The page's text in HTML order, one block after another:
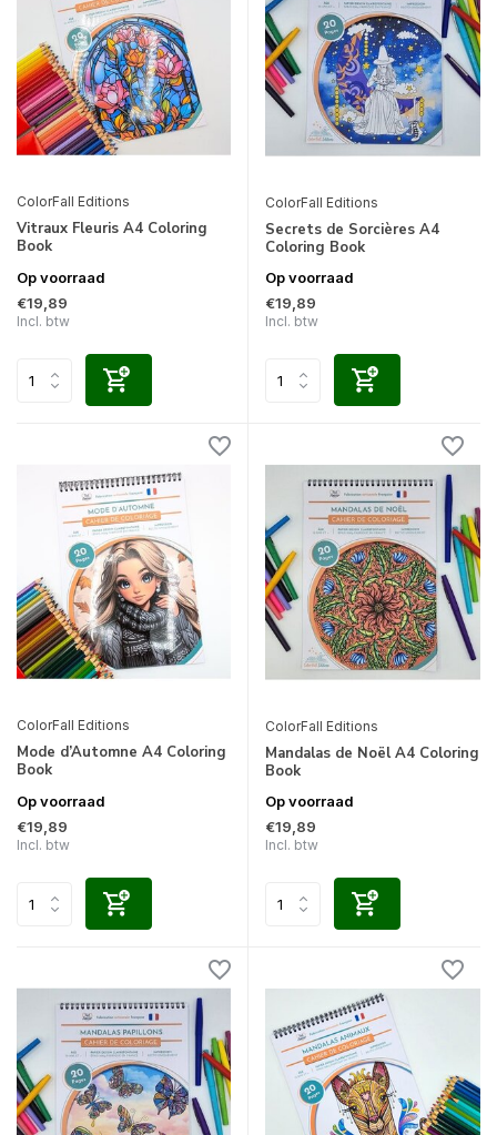
ColorFall Editions
Vitraux Fleuris A4 Coloring
Book
Op voorraad
€19,89
Incl. btw
ColorFall Editions
Secrets de Sorcières A4
Coloring Book
Op voorraad
€19,89
Incl. btw
ColorFall Editions
Mode d’Automne A4 Coloring
Book
Op voorraad
€19,89
Incl. btw
ColorFall Editions
Mandalas de Noël A4 Coloring
Book
Op voorraad
€19,89
Incl. btw